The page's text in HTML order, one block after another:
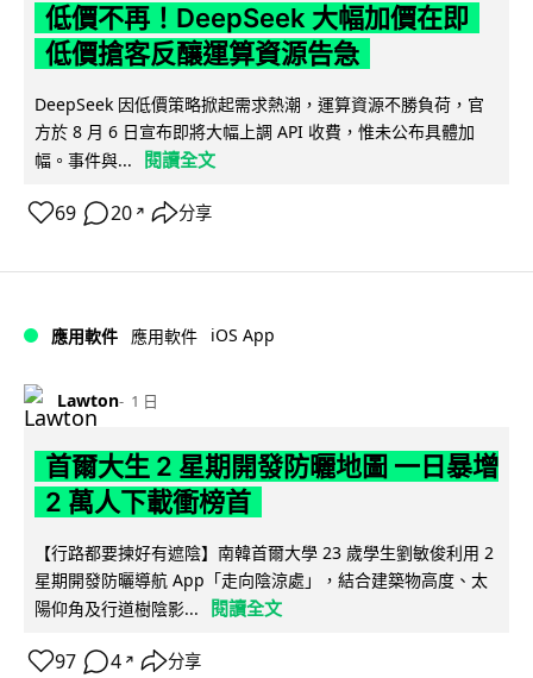
低價不再！DeepSeek 大幅加價在即
低價搶客反釀運算資源告急
DeepSeek 因低價策略掀起需求熱潮，運算資源不勝負荷，官
方於 8 月 6 日宣布即將大幅上調 API 收費，惟未公布具體加
幅。事件與...
閱讀全文
69 20 ↗ 分享
應用軟件 應用軟件 iOS App
Lawton 1 日
首爾大生 2 星期開發防曬地圖 一日暴增
2 萬人下載衝榜首
【行路都要揀好有遮陰】南韓首爾大學 23 歲學生劉敏俊利用 2
星期開發防曬導航 App「走向陰涼處」，結合建築物高度、太
陽仰角及行道樹陰影...
閱讀全文
97 4 ↗ 分享